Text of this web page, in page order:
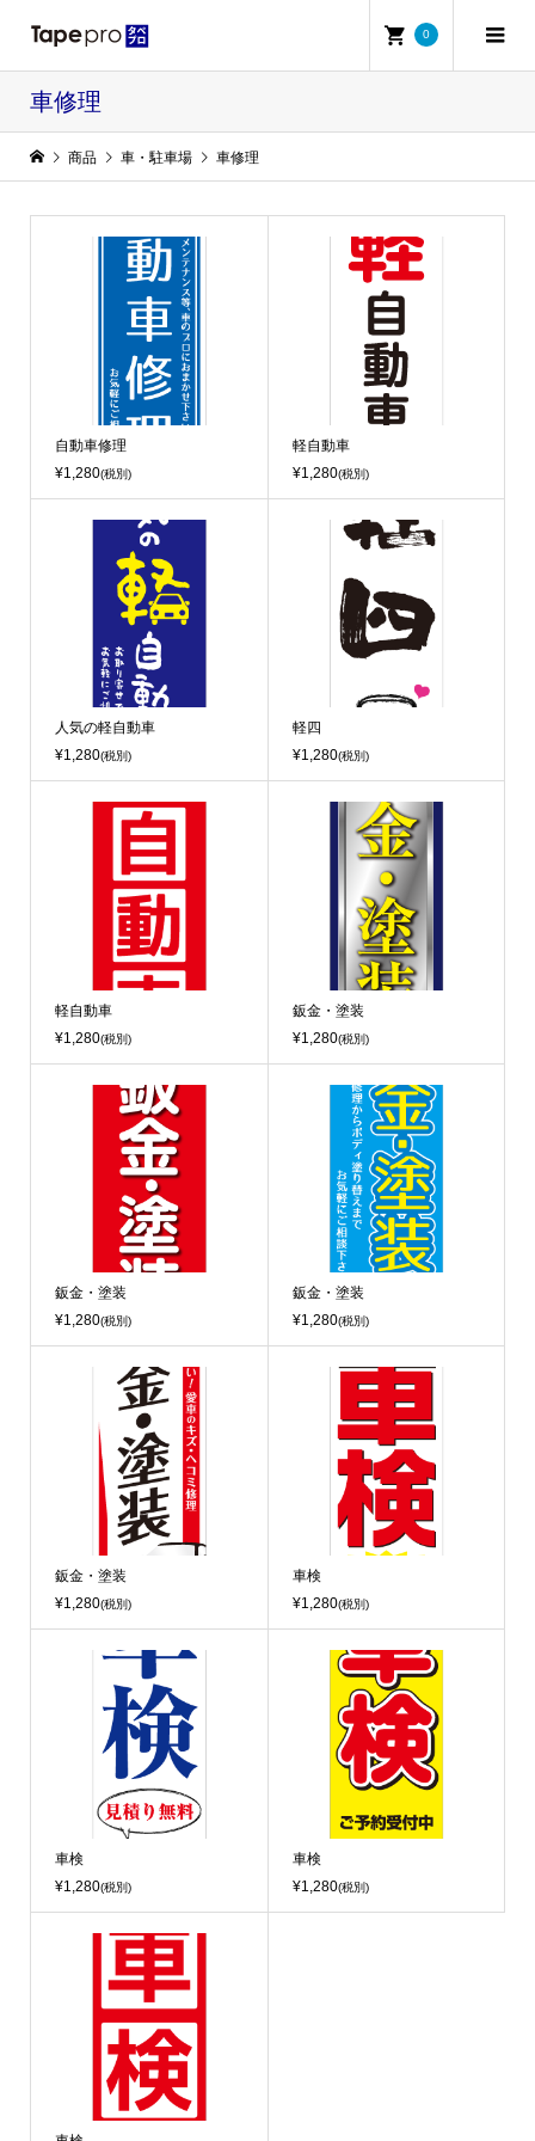
0
車修理
商品 車・駐車場 車修理
自動車修理
¥1,280(税別)
軽自動車
¥1,280(税別)
人気の軽自動車
¥1,280(税別)
軽四
¥1,280(税別)
軽自動車
¥1,280(税別)
鈑金・塗装
¥1,280(税別)
鈑金・塗装
¥1,280(税別)
鈑金・塗装
¥1,280(税別)
鈑金・塗装
¥1,280(税別)
車検
¥1,280(税別)
車検
¥1,280(税別)
車検
¥1,280(税別)